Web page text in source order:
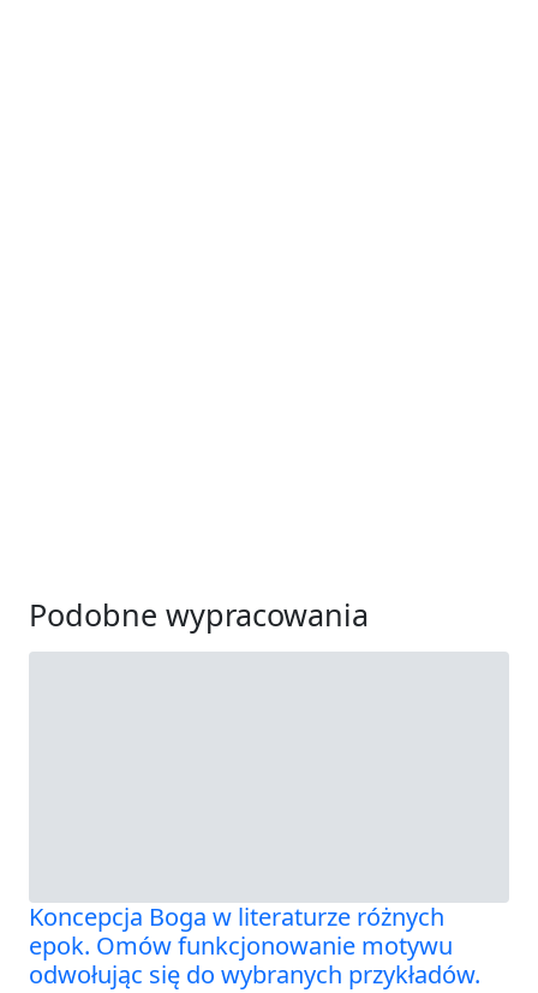
Podobne wypracowania
Koncepcja Boga w literaturze różnych
epok. Omów funkcjonowanie motywu
odwołując się do wybranych przykładów.